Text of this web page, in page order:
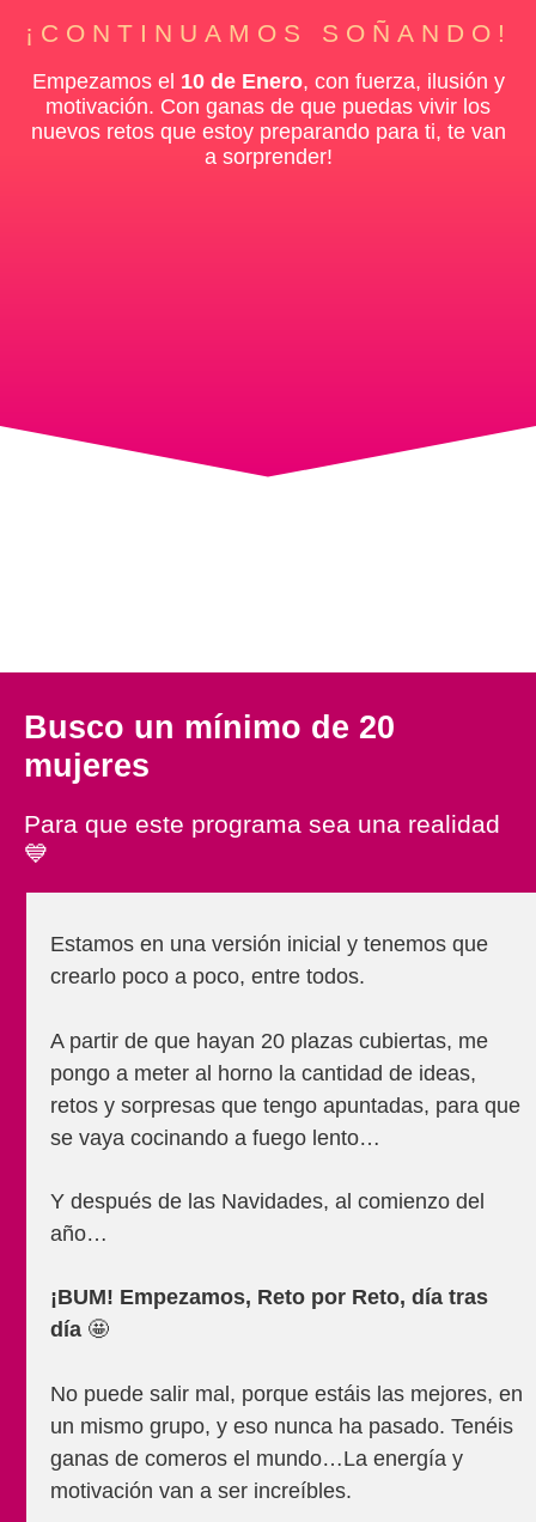
¡CONTINUAMOS SOÑANDO!
Empezamos el 10 de Enero, con fuerza, ilusión y
motivación. Con ganas de que puedas vivir los
nuevos retos que estoy preparando para ti, te van
a sorprender!
Busco un mínimo de 20
mujeres
Para que este programa sea una realidad
💙
Estamos en una versión inicial y tenemos que
crearlo poco a poco, entre todos.
A partir de que hayan 20 plazas cubiertas, me
pongo a meter al horno la cantidad de ideas,
retos y sorpresas que tengo apuntadas, para que
se vaya cocinando a fuego lento…
Y después de las Navidades, al comienzo del
año…
¡BUM! Empezamos, Reto por Reto, día tras
día 🤩
No puede salir mal, porque estáis las mejores, en
un mismo grupo, y eso nunca ha pasado. Tenéis
ganas de comeros el mundo…La energía y
motivación van a ser increíbles.